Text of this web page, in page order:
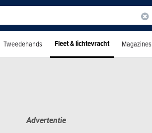
Tweedehands Fleet & lichtevracht Magazines